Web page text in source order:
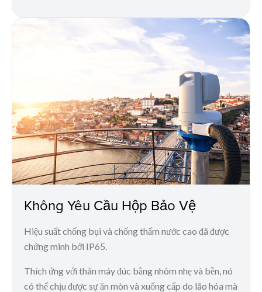
Không Yêu Cầu Hộp Bảo Vệ
Hiệu suất chống bụi và chống thấm nước cao đã được
chứng minh bởi IP65.
Thích ứng với thân máy đúc bằng nhôm nhẹ và bền, nó
có thể chịu được sự ăn mòn và xuống cấp do lão hóa mà